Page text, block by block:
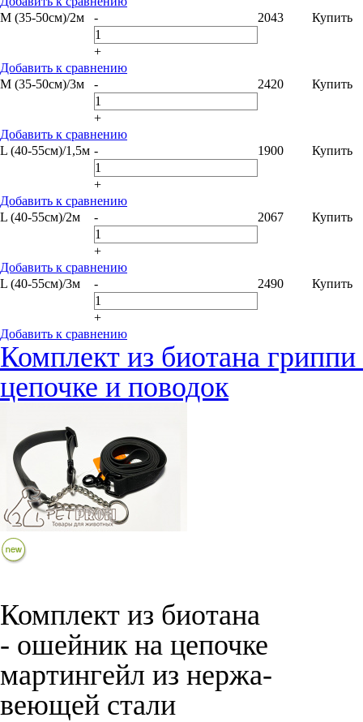
M (35-50см)/2м
-
+
2043 Купить
Добавить к сравнению
M (35-50см)/3м
-
+
2420 Купить
Добавить к сравнению
L (40-55см)/1,5м -
+
1900 Купить
Добавить к сравнению
L (40-55см)/2м
-
+
2067 Купить
Добавить к сравнению
L (40-55см)/3м
-
+
2490 Купить
Добавить к сравнению
Комплект из биотана
цепочке и поводок
Комплект из биотана
- ошейник на цепочке
мартингейл из нержа-
веющей стали